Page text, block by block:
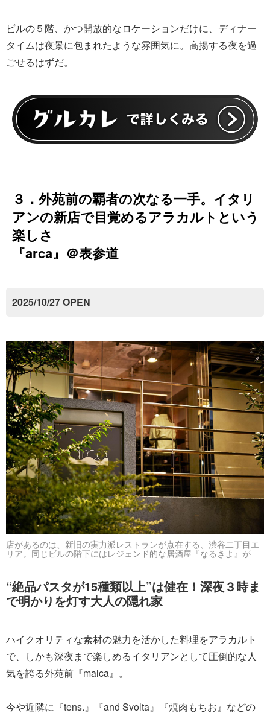
ビルの５階、かつ開放的なロケーションだけに、ディナー
タイムは夜景に包まれたような雰囲気に。高揚する夜を過
ごせるはずだ。
３．外苑前の覇者の次なる一手。イタリ
アンの新店で目覚めるアラカルトという
楽しさ
『arca』＠表参道
2025/10/27 OPEN
店があるのは、新旧の実力派レストランが点在する、渋谷二丁目エ
リア。同じビルの階下にはレジェンド的な居酒屋『なるきよ』が
“絶品パスタが15種類以上”は健在！深夜３時ま
で明かりを灯す大人の隠れ家
ハイクオリティな素材の魅力を活かした料理をアラカルト
で、しかも深夜まで楽しめるイタリアンとして圧倒的な人
気を誇る外苑前『malca』。
今や近隣に『tens.』『and Svolta』『焼肉もちお』などの